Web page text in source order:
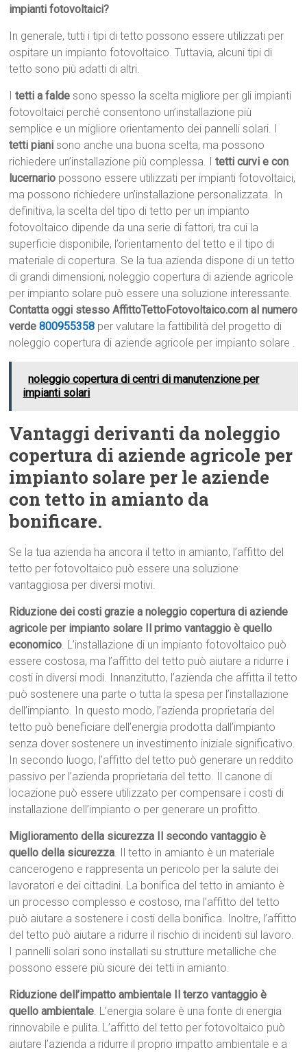
impianti fotovoltaici?
In generale, tutti i tipi di tetto possono essere utilizzati per
ospitare un impianto fotovoltaico. Tuttavia, alcuni tipi di
tetto sono più adatti di altri.
Itetti a falde sono spesso la scelta migliore per gli impianti
fotovoltaici perché consentono un’installazione più
semplice e un migliore orientamento dei pannelli solari. I
tetti piani sono anche una buona scelta, ma possono
richiedere un’installazione più complessa. Itetti curvi e con
lucernario possono essere utilizzati per impianti fotovoltaici,
ma possono richiedere un’installazione personalizzata. In
definitiva, la scelta del tipo di tetto per un impianto
fotovoltaico dipende da una serie di fattori, tra cui la
superficie disponibile, l’orientamento del tetto e il tipo di
materiale di copertura. Se la tua azienda dispone di un tetto
di grandi dimensioni, noleggio copertura di aziende agricole
per impianto solare può essere una soluzione interessante.
Contatta oggi stesso AffittoTettoFotovoltaico.com al numero
verde800955358 per valutare la fattibilità del progetto di
noleggio copertura di aziende agricole per impianto solare .
noleggio copertura di centri di manutenzione per
impianti solari
Vantaggi derivanti da noleggio
copertura di aziende agricole per
impianto solare per le aziende
con tetto in amianto da
bonificare.
Se la tua azienda ha ancora il tetto in amianto, l’affitto del
tetto per fotovoltaico può essere una soluzione
vantaggiosa per diversi motivi.
Riduzione dei costi grazie a noleggio copertura di aziende
agricole per impianto solare Il primo vantaggio è quello
economico. L’installazione di un impianto fotovoltaico può
essere costosa, ma l’affitto del tetto può aiutare a ridurre i
costi in diversi modi. Innanzitutto, l’azienda che affitta il tetto
può sostenere una parte o tutta la spesa per l’installazione
dell’impianto. In questo modo, l’azienda proprietaria del
tetto può beneficiare dell’energia prodotta dall’impianto
senza dover sostenere un investimento iniziale significativo.
In secondo luogo, l’affitto del tetto può generare un reddito
passivo per l’azienda proprietaria del tetto. Il canone di
locazione può essere utilizzato per compensare i costi di
installazione dell’impianto o per generare un profitto.
Miglioramento della sicurezza Il secondo vantaggio è
quello della sicurezza. Il tetto in amianto è un materiale
cancerogeno e rappresenta un pericolo per la salute dei
lavoratori e dei cittadini. La bonifica del tetto in amianto è
un processo complesso e costoso, ma l’affitto del tetto
può aiutare a sostenere i costi della bonifica. Inoltre, l’affitto
del tetto può aiutare a ridurre il rischio di incidenti sul lavoro.
I pannelli solari sono installati su strutture metalliche che
possono essere più sicure dei tetti in amianto.
Riduzione dell’impatto ambientale Il terzo vantaggio è
quello ambientale. L’energia solare è una fonte di energia
rinnovabile e pulita. L’affitto del tetto per fotovoltaico può
aiutare l’azienda a ridurre il proprio impatto ambientale e a